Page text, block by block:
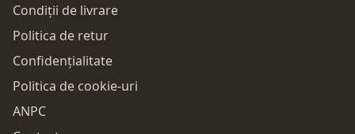
Condiții de livrare
Politica de retur
Confidențialitate
Politica de cookie-uri
ANPC